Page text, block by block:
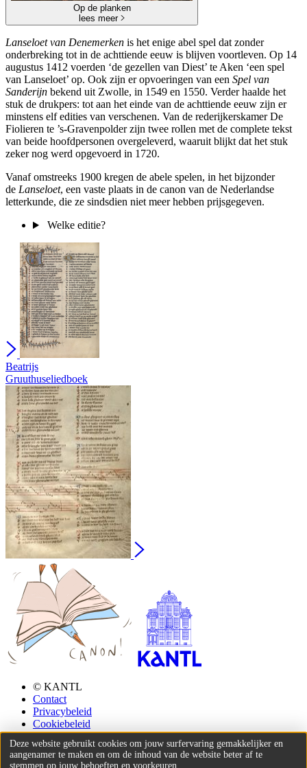
Op de planken
lees meer
Lanseloet van Denemerken is het enige abel spel dat zonder
onderbreking tot in de achttiende eeuw is blijven voortleven. Op 14
augustus 1412 voerden ‘de gezellen van Diest’ te Aken ‘een spel
van Lanseloet’ op. Ook zijn er opvoeringen van een Spel van
Sanderijn bekend uit Zwolle, in 1549 en 1550. Verder haalde het
stuk de drukpers: tot aan het einde van de achttiende eeuw zijn er
minstens elf edities van verschenen. Van de rederijkerskamer De
Fiolieren te ’s-Gravenpolder zijn twee rollen met de complete tekst
van beide hoofdpersonen overgeleverd, waaruit blijkt dat het stuk
zeker nog werd opgevoerd in 1720.
Vanaf omstreeks 1900 kregen de abele spelen, in het bijzonder
de Lanseloet, een vaste plaats in de canon van de Nederlandse
letterkunde, die ze sindsdien niet meer hebben prijsgegeven.
Welke editie?
Beatrijs
Gruuthuseliedboek
© KANTL
Contact
Privacybeleid
Cookiebeleid
Deze website gebruikt cookies om jouw surfervaring gemakkelijker en
aangenamer te maken en om de inhoud van de website beter af te
stemmen op jouw behoeften en voorkeuren.